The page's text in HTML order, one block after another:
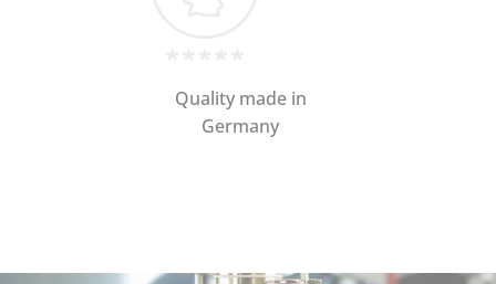
Quality made in
Germany